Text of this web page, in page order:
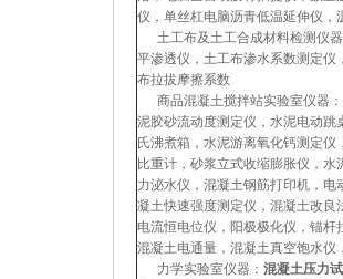
仪，单丝杠电脑沥青低温延伸仪
土工布及土工合成材料检测仪器
平渗透仪，土工布渗水系数测定
布拉拔摩擦系数
商品混凝土搅拌站实验室仪器：
泥胶砂流动度测定仪，水泥电动
氏沸煮箱，水泥游离氧化钙测定
比重计，砂浆立式收缩膨胀仪，
力泌水仪，混凝土钢筋打印机，
凝土快速强度测定仪，混凝土改
电流恒电位仪，阳极极化仪，锚
混凝土电通量，混凝土真空饱水
力学实验室仪器： 混凝土压力